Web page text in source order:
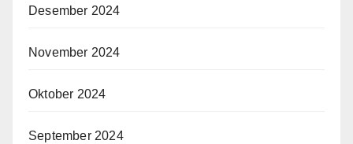
Desember 2024
November 2024
Oktober 2024
September 2024